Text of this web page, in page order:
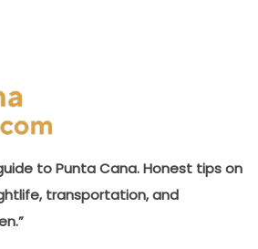
to Punta Cana. Honest tips on
transportation, and